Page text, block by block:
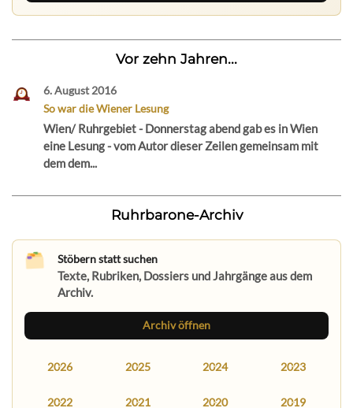
Vor zehn Jahren...
6. August 2016
So war die Wiener Lesung
Wien/ Ruhrgebiet - Donnerstag abend gab es in Wien
eine Lesung - vom Autor dieser Zeilen gemeinsam mit
dem dem...
Ruhrbarone-Archiv
Stöbern statt suchen
Texte, Rubriken, Dossiers und Jahrgänge aus dem
Archiv.
Archiv öffnen
2026 2025 2024 2023
2022 2021 2020 2019